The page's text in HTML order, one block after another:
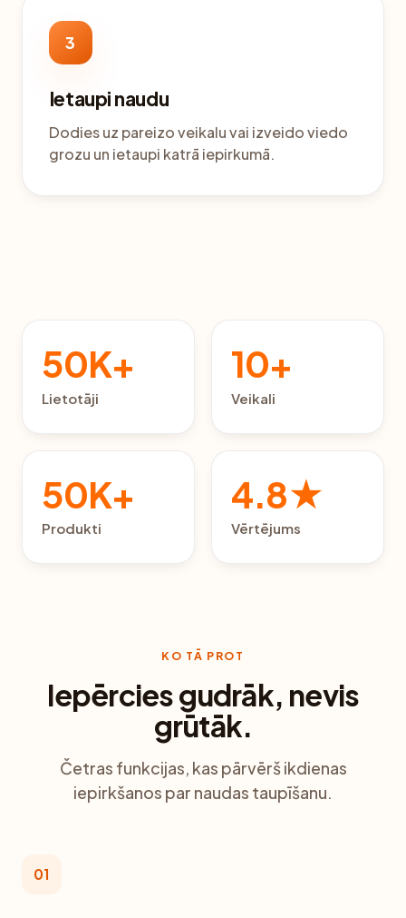
3
Ietaupi naudu
Dodies uz pareizo veikalu vai izveido viedo
grozu un ietaupi katrā iepirkumā.
50K+
Lietotāji
10+
Veikali
50K+
Produkti
4.8★
Vērtējums
KO TĀ PROT
Iepērcies gudrāk, nevis
grūtāk.
Četras funkcijas, kas pārvērš ikdienas
iepirkšanos par naudas taupīšanu.
01